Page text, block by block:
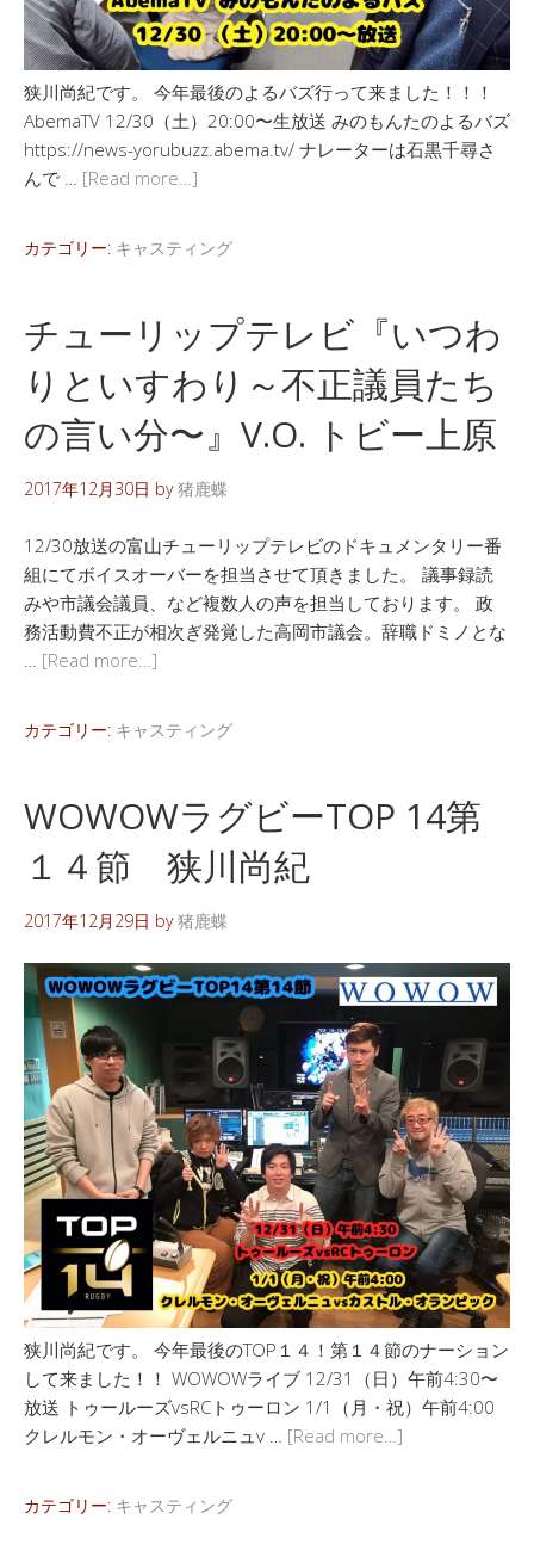
狭川尚紀です。 今年最後のよるバズ行って来ました！！！
AbemaTV 12/30（土）20:00〜生放送 みのもんたのよるバズ
https://news-yorubuzz.abema.tv/ ナレーターは石黒千尋さ
んで … [Read more…]
カテゴリー: キャスティング
チューリップテレビ『いつわ
りといすわり～不正議員たち
の言い分〜』V.O. トビー上原
2017年12月30日 by猪鹿蝶
12/30放送の富山チューリップテレビのドキュメンタリー番
組にてボイスオーバーを担当させて頂きました。 議事録読
みや市議会議員、など複数人の声を担当しております。 政
務活動費不正が相次ぎ発覚した高岡市議会。辞職ドミノとな
… [Read more…]
カテゴリー: キャスティング
WOWOWラグビーTOP 14第
１４節 狭川尚紀
2017年12月29日 by猪鹿蝶
狭川尚紀です。 今年最後のTOP１４！第１４節のナーション
して来ました！！ WOWOWライブ 12/31（日）午前4:30〜
放送 トゥールーズvsRCトゥーロン 1/1（月・祝）午前4:00
クレルモン・オーヴェルニュv … [Read more…]
カテゴリー: キャスティング